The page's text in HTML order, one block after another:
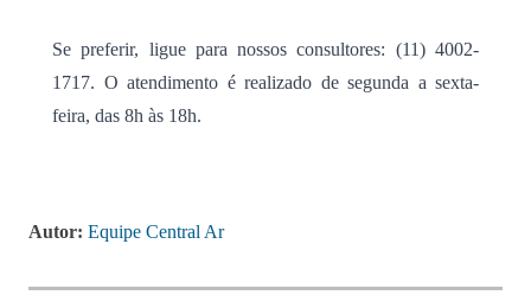
Se preferir, ligue para nossos consultores: (11) 4002-
1717. O atendimento é realizado de segunda a sexta-
feira, das 8h às 18h.
Autor: Equipe Central Ar